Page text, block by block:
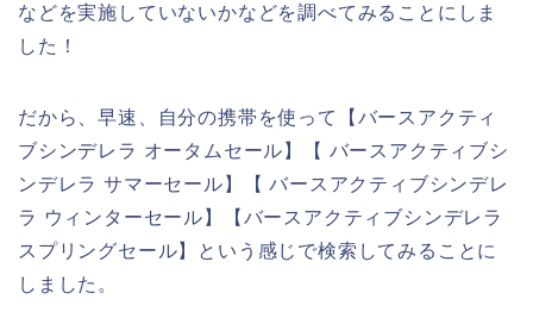
などを実施していないかなどを調べてみることにしま
した！
だから、早速、自分の携帯を使って【バースアクティ
ブシンデレラ オータムセール】【 バースアクティブシ
ンデレラ サマーセール】【 バースアクティブシンデレ
ラ ウィンターセール】【バースアクティブシンデレラ
スプリングセール】という感じで検索してみることに
しました。